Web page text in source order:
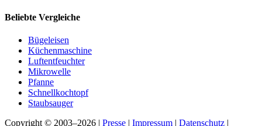
Beliebte Vergleiche
Bügeleisen
Küchenmaschine
Luftentfeuchter
Mikrowelle
Pfanne
Schnellkochtopf
Staubsauger
Copyright © 2003–2026 | Presse | Impressum | Datenschutz |